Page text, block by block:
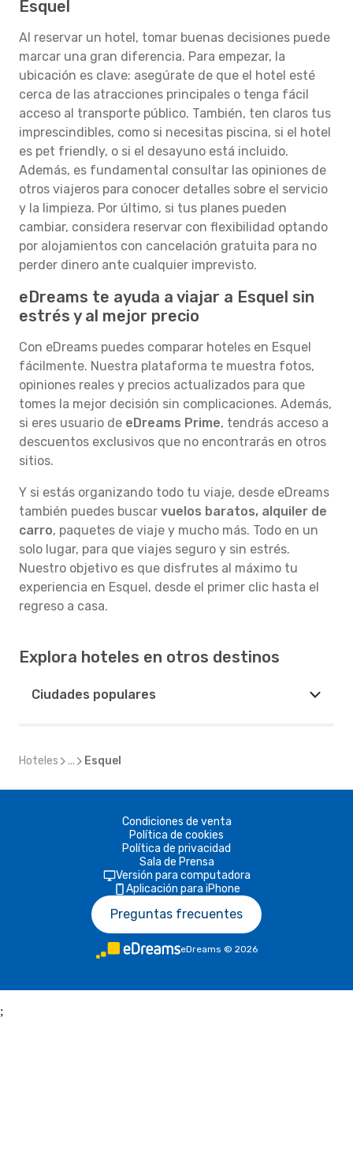
Esquel
Al reservar un hotel, tomar buenas decisiones puede
marcar una gran diferencia. Para empezar, la
ubicación es clave: asegúrate de que el hotel esté
cerca de las atracciones principales o tenga fácil
acceso al transporte público. También, ten claros tus
imprescindibles, como si necesitas piscina, si el hotel
es pet friendly, o si el desayuno está incluido.
Además, es fundamental consultar las opiniones de
otros viajeros para conocer detalles sobre el servicio
y la limpieza. Por último, si tus planes pueden
cambiar, considera reservar con flexibilidad optando
por alojamientos con cancelación gratuita para no
perder dinero ante cualquier imprevisto.
eDreams te ayuda a viajar a Esquel sin
estrés y al mejor precio
Con eDreams puedes comparar hoteles en Esquel
fácilmente. Nuestra plataforma te muestra fotos,
opiniones reales y precios actualizados para que
tomes la mejor decisión sin complicaciones. Además,
si eres usuario de eDreams Prime, tendrás acceso a
descuentos exclusivos que no encontrarás en otros
sitios.
Y si estás organizando todo tu viaje, desde eDreams
también puedes buscar vuelos baratos, alquiler de
carro, paquetes de viaje y mucho más. Todo en un
solo lugar, para que viajes seguro y sin estrés.
Nuestro objetivo es que disfrutes al máximo tu
experiencia en Esquel, desde el primer clic hasta el
regreso a casa.
Explora hoteles en otros destinos
Ciudades populares
Hoteles ... Esquel
Condiciones de venta
Política de cookies
Política de privacidad
Sala de Prensa
Versión para computadora
Aplicación para iPhone
Preguntas frecuentes
eDreams © 2026
;